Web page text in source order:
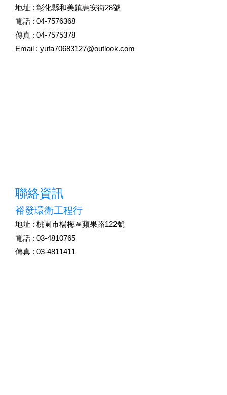
地址 : 彰化縣和美鎮惠安街28號
電話 : 04-7576368
傳真 : 04-7575378
Email : yufa70683127@outlook.com
聯絡資訊
裕發環衛工程行
地址 : 桃園市楊梅區蘋果路122號
電話 : 03-4810765
傳真 : 03-4811411